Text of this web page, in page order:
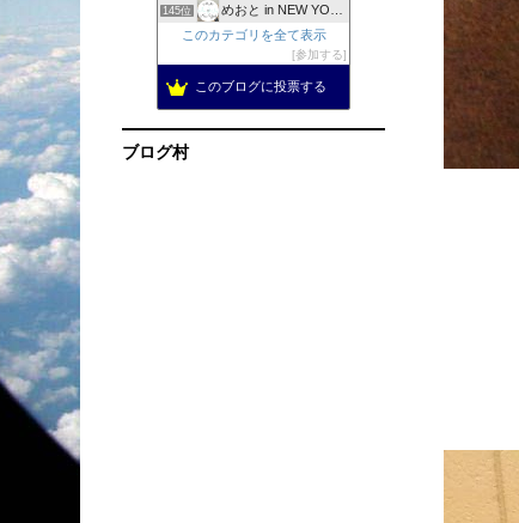
145位 めおと in NEW YORK | ニューヨーク情報サイト
146位 「はちがー」のアメリカの田舎でバタバタと生きてます！駐在中。
147位 メトロポリタンダイアリー
148位 ロサンゼルス・トーランス・情報ブログ
このカテゴリを全て表示
参加する
このブログに投票する
ブログ村